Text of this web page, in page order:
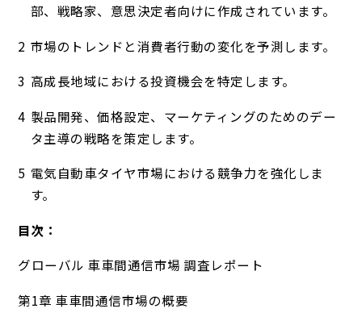
部、戦略家、意思決定者向けに作成されています。
市場のトレンドと消費者行動の変化を予測します。
高成長地域における投資機会を特定します。
製品開発、価格設定、マーケティングのためのデー
タ主導の戦略を策定します。
電気自動車タイヤ市場における競争力を強化しま
す。
目次：
グローバル 車車間通信市場 調査レポート
第1章 車車間通信市場の概要